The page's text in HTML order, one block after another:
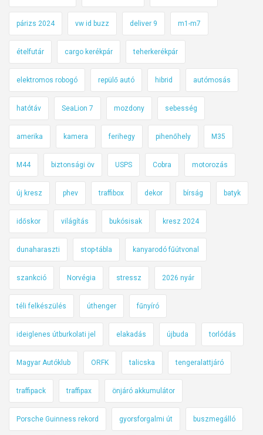
párizs 2024 vw id buzz deliver 9 m1-m7
ételfutár cargo kerékpár teherkerékpár
elektromos robogó repülő autó hibrid autómosás
hatótáv SeaLion 7 mozdony sebesség
amerika kamera ferihegy pihenőhely M35
M44 biztonsági öv USPS Cobra motorozás
új kresz phev traffibox dekor bírság batyk
időskor világítás bukósisak kresz 2024
dunaharaszti stop-tábla kanyarodó fűútvonal
szankció Norvégia stressz 2026 nyár
téli felkészülés úthenger fűnyíró
ideiglenes útburkolati jel elakadás újbuda torlódás
Magyar Autóklub ORFK talicska tengeralattjáró
traffipack traffipax önjáró akkumulátor
Porsche Guinness rekord gyorsforgalmi út buszmegálló